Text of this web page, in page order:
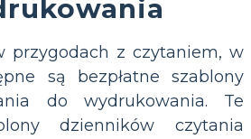
przygodach z czytaniem, w
są bezpłatne szablony
do wydrukowania. Te
dzienników czytania